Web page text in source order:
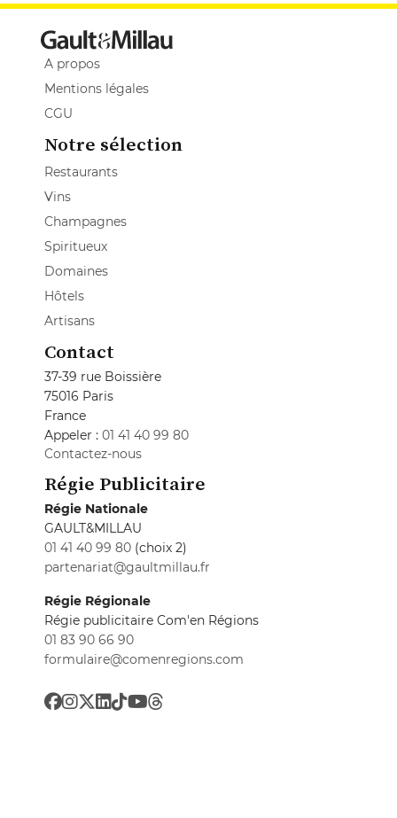
A propos
Mentions légales
CGU
Notre sélection
Restaurants
Vins
Champagnes
Spiritueux
Domaines
Hôtels
Artisans
Contact
37-39 rue Boissière
75016 Paris
France
Appeler : 01 41 40 99 80
Contactez-nous
Régie Publicitaire
Régie Nationale
GAULT&MILLAU
01 41 40 99 80 (choix 2)
partenariat@gaultmillau.fr
Régie Régionale
Régie publicitaire Com'en Régions
01 83 90 66 90
formulaire@comenregions.com